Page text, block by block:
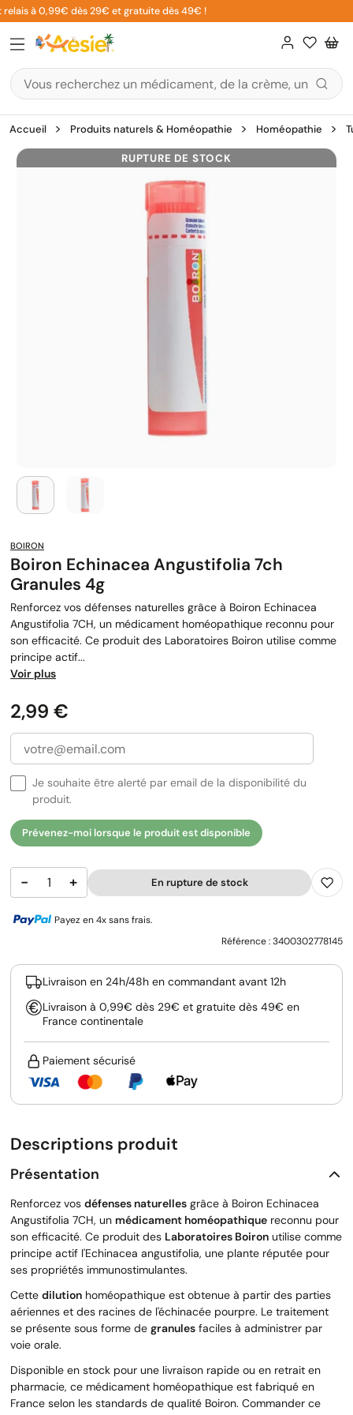
Aller
au
contenu
à 0,99€ dès 29€ et gratuite dès 49€ !
Accueil Produits naturels & Homéopathie Homéopathie
RUPTURE DE STOCK
BOIRON
Boiron Echinacea Angustifolia 7ch
Granules 4g
Renforcez vos défenses naturelles grâce à Boiron Echinacea
Angustifolia 7CH, un médicament homéopathique reconnu pour
son efficacité. Ce produit des Laboratoires Boiron utilise comme
principe actif...
Voir plus
Prix
2,99 €
Je souhaite être alerté par email de la disponibilité du
produit.
Prévenez-moi lorsque le produit est disponible
− + En rupture de stock
Payez en 4x sans frais.
Référence :3400302778145
Livraison en 24h/48h en commandant avant 12h
Livraison à 0,99€ dès 29€ et gratuite dès 49€ en
France continentale
Paiement sécurisé
Descriptions produit
Présentation
Renforcez vos défenses naturelles grâce à Boiron Echinacea
Angustifolia 7CH, un médicament homéopathique reconnu pour
son efficacité. Ce produit des Laboratoires Boiron utilise comme
principe actif l'Echinacea angustifolia, une plante réputée pour
ses propriétés immunostimulantes.
Cette dilution homéopathique est obtenue à partir des parties
aériennes et des racines de l'échinacée pourpre. Le traitement
se présente sous forme de granules faciles à administrer par
voie orale.
Disponible en stock pour une livraison rapide ou en retrait en
pharmacie, ce médicament homéopathique est fabriqué en
France selon les standards de qualité Boiron. Commander ce